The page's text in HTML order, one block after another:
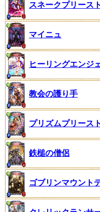
スネークプリースト
マイニュ
ヒーリングエンジ
教会の護り手
プリズムプリースト
鉄槌の僧侶
ゴブリンマウント